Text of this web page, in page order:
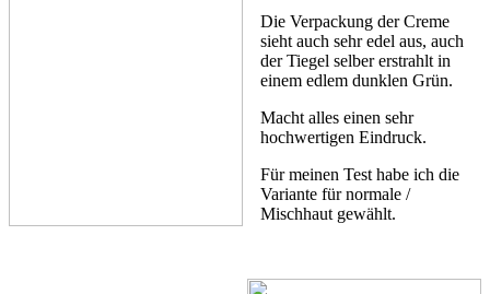
Die Verpackung der Creme
sieht auch sehr edel aus, auch
der Tiegel selber erstrahlt in
einem edlem dunklen Grün.
Macht alles einen sehr
hochwertigen Eindruck.
Für meinen Test habe ich die
Variante für normale /
Mischhaut gewählt.